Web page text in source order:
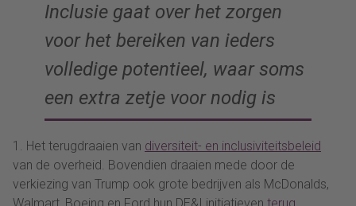
Inclusie gaat over het zorgen
voor het bereiken van ieders
volledige potentieel, waar soms
een extra zetje voor nodig is
1. Het terugdraaien van diversiteit- en inclusiviteitsbeleid
van de overheid. Bovendien draaien mede door de
verkiezing van Trump ook grote bedrijven als McDonalds,